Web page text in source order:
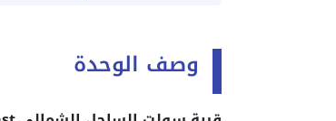
وصف الوحدة